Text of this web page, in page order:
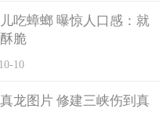
识系统，只要你常常跟它互
培养出独一无二的性格。
吃蟑螂 曝惊人口感：就
脆
10
龙图片 修建三峡伤到真